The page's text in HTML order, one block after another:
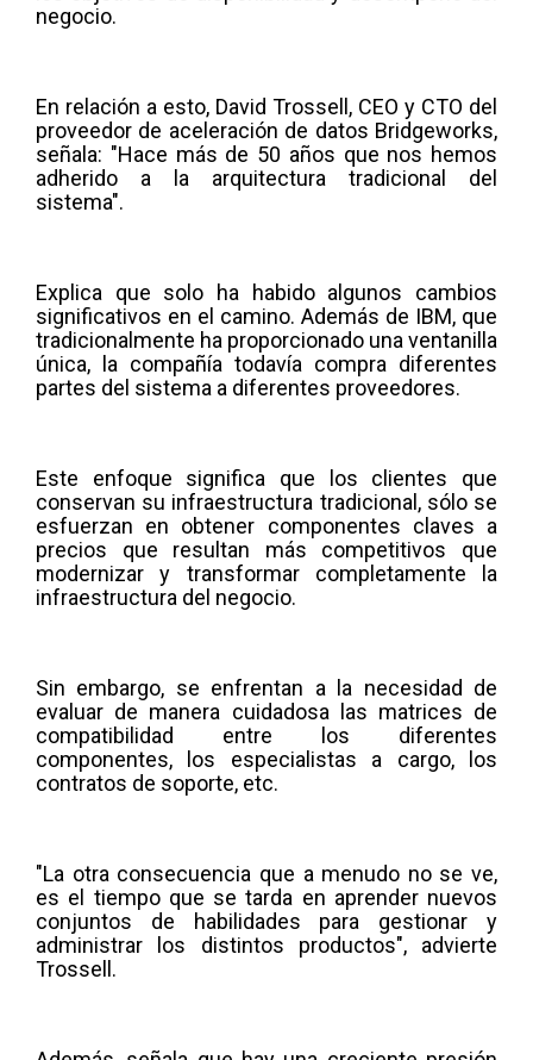
negocio.
En relación a esto, David Trossell, CEO y CTO del
proveedor de aceleración de datos Bridgeworks,
señala: "Hace más de 50 años que nos hemos
adherido a la arquitectura tradicional del
sistema".
Explica que solo ha habido algunos cambios
significativos en el camino. Además de IBM, que
tradicionalmente ha proporcionado una ventanilla
única, la compañía todavía compra diferentes
partes del sistema a diferentes proveedores.
Este enfoque significa que los clientes que
conservan su infraestructura tradicional, sólo se
esfuerzan en obtener componentes claves a
precios que resultan más competitivos que
modernizar y transformar completamente la
infraestructura del negocio.
Sin embargo, se enfrentan a la necesidad de
evaluar de manera cuidadosa las matrices de
compatibilidad entre los diferentes
componentes, los especialistas a cargo, los
contratos de soporte, etc.
"La otra consecuencia que a menudo no se ve,
es el tiempo que se tarda en aprender nuevos
conjuntos de habilidades para gestionar y
administrar los distintos productos", advierte
Trossell.